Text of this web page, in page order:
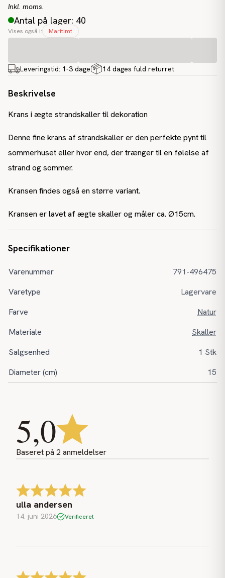
Inkl. moms.
Antal på lager: 40
Vises også i: Maritimt
Leveringstid: 1-3 dage 14 dages fuld returret
Beskrivelse
Krans i ægte strandskaller til dekoration
Denne fine krans af strandskaller er den perfekte pynt til
sommerhuset eller hvor end, der trænger til en følelse af
strand og sommer.
Kransen findes også en større variant.
Kransen er lavet af ægte skaller og måler ca. Ø15cm.
Specifikationer
Varenummer
791-496475
Varetype
Lagervare
Farve
Natur
Materiale
Skaller
Salgsenhed
1 Stk
Diameter (cm)
15
5,0
Baseret på 2 anmeldelser
ulla andersen
14. juni 2026 Verificeret